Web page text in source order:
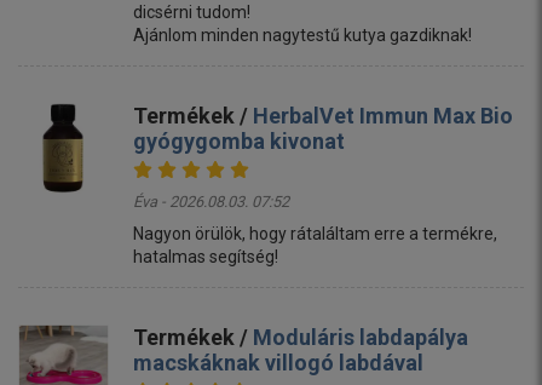
dicsérni tudom!
Ajánlom minden nagytestű kutya gazdiknak!
Termékek / HerbalVet Immun Max Bio
gyógygomba kivonat
Éva - 2026.08.03. 07:52
Nagyon örülök, hogy rátaláltam erre a termékre,
hatalmas segítség!
Termékek / Moduláris labdapálya
macskáknak villogó labdával